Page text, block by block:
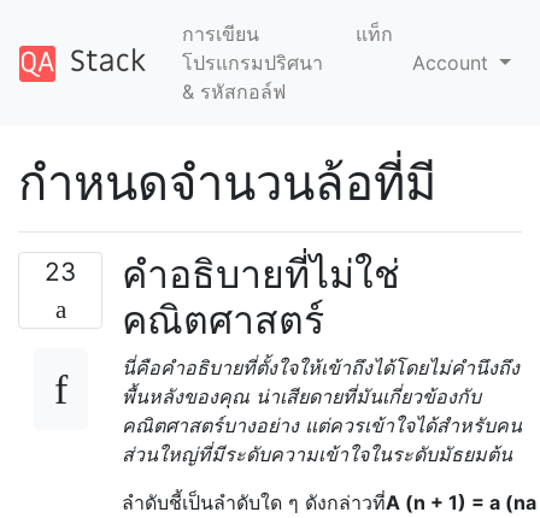
การเขียน
โปรแกรมปริศนา
& รหัสกอล์ฟ
แท็ก
Account
กำหนดจำนวนล้อที่มี
23
คำอธิบายที่ไม่ใช่
คณิตศาสตร์
นี่คือคำอธิบายที่ตั้งใจให้เข้าถึงได้โดยไม่คำนึงถึง
พื้นหลังของคุณ น่าเสียดายที่มันเกี่ยวข้องกับ
คณิตศาสตร์บางอย่าง แต่ควรเข้าใจได้สำหรับคน
ส่วนใหญ่ที่มีระดับความเข้าใจในระดับมัธยมต้น
ลำดับชี้เป็นลำดับใด ๆ ดังกล่าวที่A (n + 1) = a (na